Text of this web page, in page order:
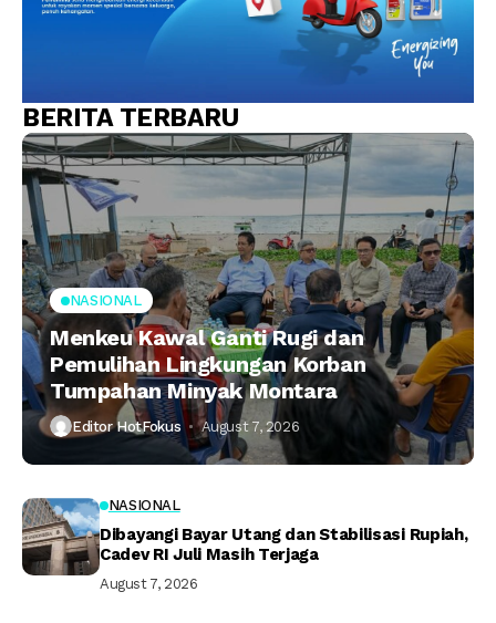
BERITA TERBARU
NASIONAL
Menkeu Kawal Ganti Rugi dan
Pemulihan Lingkungan Korban
Tumpahan Minyak Montara
Editor HotFokus August 7, 2026
NASIONAL
Dibayangi Bayar Utang dan Stabilisasi Rupiah,
Cadev RI Juli Masih Terjaga
August 7, 2026